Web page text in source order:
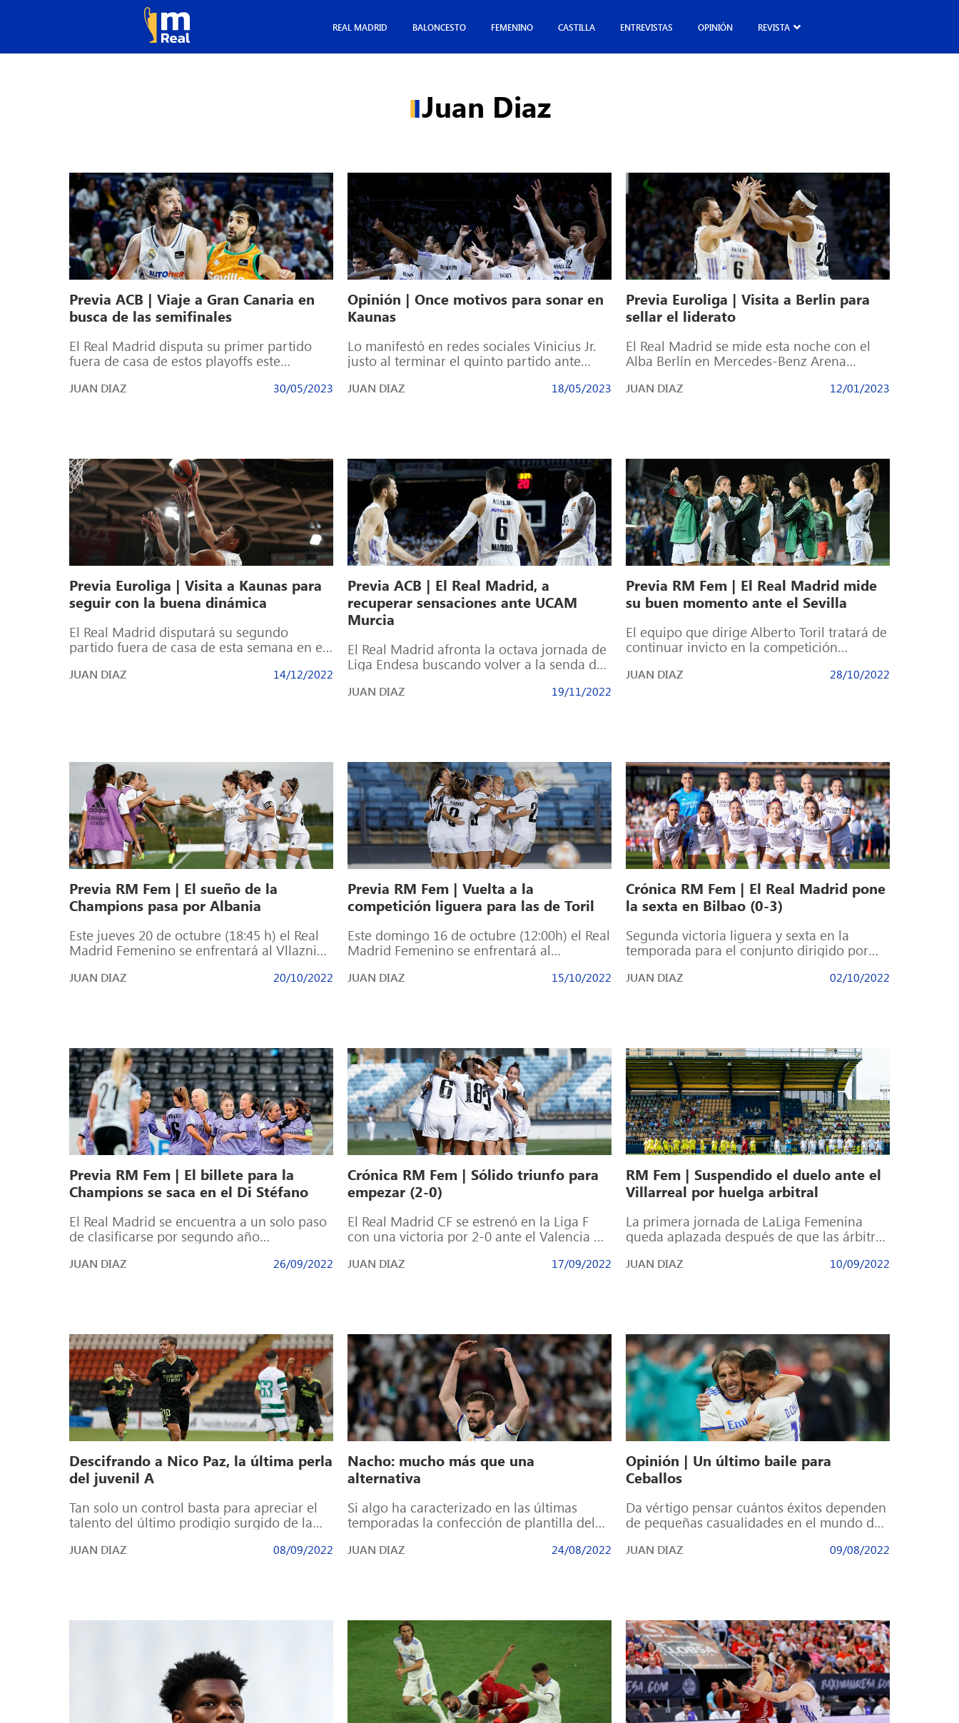
REAL MADRID BALONCESTO FEMENINO CASTILLA ENTREVISTAS OPINIÓN REVISTA
Juan Diaz
Previa ACB | Viaje a Gran Canaria en
busca de las semifinales
El Real Madrid disputa su primer partido
fuera de casa de estos playoffs este
JUAN DIAZ 30/05/2023
Opinión | Once motivos para sonar en
Kaunas
Lo manifestó en redes sociales Vinicius Jr.
justo al terminar el quinto partido ante
JUAN DIAZ 18/05/2023
Previa Euroliga | Visita a Berlin para
sellar el liderato
El Real Madrid se mide esta noche con el
Alba Berlín en Mercedes-Benz Arena
JUAN DIAZ 12/01/2023
Previa Euroliga | Visita a Kaunas para
seguir con la buena dinámica
El Real Madrid disputará su segundo
partido fuera de casa de esta semana en el
JUAN DIAZ 14/12/2022
Previa ACB | El Real Madrid, a
recuperar sensaciones ante UCAM
Murcia
El Real Madrid afronta la octava jornada de
Liga Endesa buscando volver a la senda de
JUAN DIAZ 19/11/2022
Previa RM Fem | El Real Madrid mide
su buen momento ante el Sevilla
El equipo que dirige Alberto Toril tratará de
continuar invicto en la competición
(19:00h) al […]
JUAN DIAZ 28/10/2022
Previa RM Fem | El sueño de la
Champions pasa por Albania
Este jueves 20 de octubre (18:45 h) el Real
Madrid Femenino se enfrentará al Vllaznia
JUAN DIAZ 20/10/2022
Previa RM Fem | Vuelta a la
competición liguera para las de Toril
Este domingo 16 de octubre (12:00h) el Real
Madrid Femenino se enfrentará al
Real […]
JUAN DIAZ 15/10/2022
Crónica RM Fem | El Real Madrid pone
la sexta en Bilbao (0-3)
Segunda victoria liguera y sexta en la
temporada para el conjunto dirigido por
[…]
JUAN DIAZ 02/10/2022
Previa RM Fem | El billete para la
Champions se saca en el Di Stéfano
El Real Madrid se encuentra a un solo paso
de clasificarse por segundo año
JUAN DIAZ 26/09/2022
Crónica RM Fem | Sólido triunfo para
empezar (2-0)
El Real Madrid CF se estrenó en la Liga F
con una victoria por 2-0 ante el Valencia CF.
JUAN DIAZ 17/09/2022
RM Fem | Suspendido el duelo ante el
Villarreal por huelga arbitral
La primera jornada de LaLiga Femenina
queda aplazada después de que las árbitras
unanimidad […]
JUAN DIAZ 10/09/2022
Descifrando a Nico Paz, la última perla
del juvenil A
Tan solo un control basta para apreciar el
talento del último prodigio surgido de la
JUAN DIAZ 08/09/2022
Nacho: mucho más que una
alternativa
Si algo ha caracterizado en las últimas
temporadas la confección de plantilla del
JUAN DIAZ 24/08/2022
Opinión | Un último baile para
Ceballos
Da vértigo pensar cuántos éxitos dependen
de pequeñas casualidades en el mundo del
cuando […]
JUAN DIAZ 09/08/2022